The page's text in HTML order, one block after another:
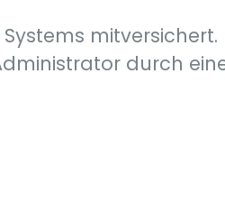
mitversichert.
durch